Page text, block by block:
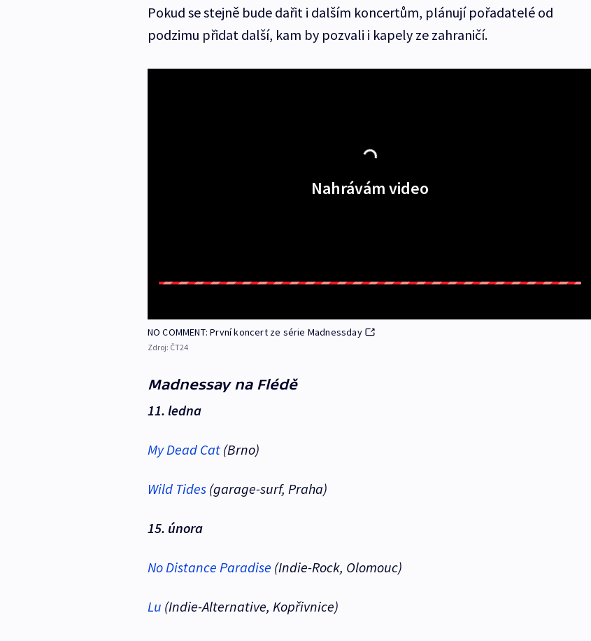
Pokud se stejně bude dařit i dalším koncertům, plánují pořadatelé od
podzimu přidat další, kam by pozvali i kapely ze zahraničí.
Nahrávám video
NO COMMENT: První koncert ze série Madnessday
Zdroj: ČT24
Madnessay na Flédě
11. ledna
My Dead Cat(Brno)
Wild Tides(garage-surf, Praha)
15. února
No Distance Paradise (Indie-Rock, Olomouc)
Lu (Indie-Alternative, Kopřivnice)